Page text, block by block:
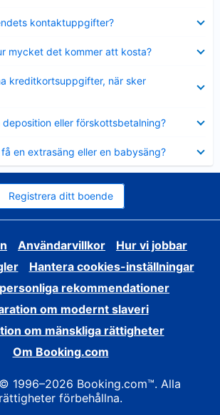
kontaktuppgifter?
mycket det kommer att kosta?
kreditkortsuppgifter, när sker
deposition eller förskottsbetalning?
en extrasäng eller en babysäng?
Registrera ditt boende
Användarvillkor
Hur vi jobbar
Hantera cookies-inställningar
rekommendationer
om modernt slaveri
om mänskliga rättigheter
Om Booking.com
1996–2026 Booking.com™. Alla
rättigheter förbehållna.